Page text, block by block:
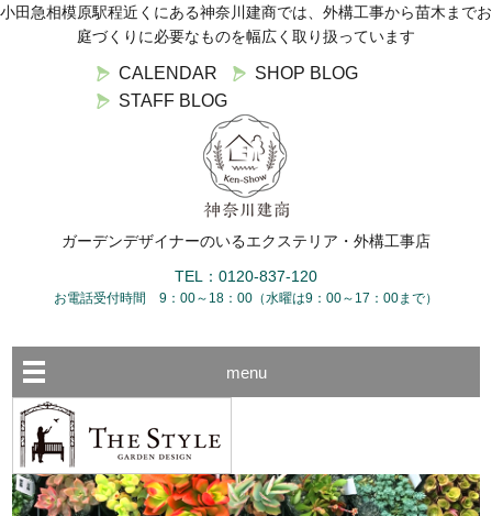
小田急相模原駅程近くにある神奈川建商では、外構工事から苗木までお
庭づくりに必要なものを幅広く取り扱っています
CALENDAR
SHOP BLOG
STAFF BLOG
ガーデンデザイナーのいるエクステリア・外構工事店
TEL：0120-837-120
お電話受付時間 9：00～18：00（水曜は9：00～17：00まで）
menu